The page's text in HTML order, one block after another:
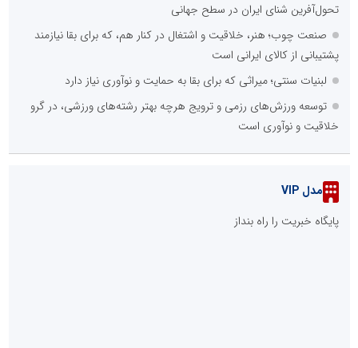
تحول‌آفرین شنای ایران در سطح جهانی
صنعت چوب؛ هنر، خلاقیت و اشتغال در کنار هم، که برای بقا نیازمند
پشتیبانی از کالای ایرانی است
لبنیات سنتی؛ میراثی که برای بقا به حمایت و نوآوری نیاز دارد
توسعه ورزش‌های رزمی و ترویج هرچه بهتر رشته‌های ورزشی، در گرو
خلاقیت و نوآوری است
مدل VIP
پایگاه خبریت را راه بنداز